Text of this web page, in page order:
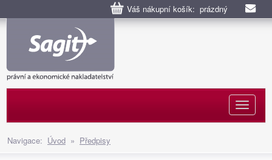
Váš nákupní košík: prázdný
Navigace: Úvod » Předpisy